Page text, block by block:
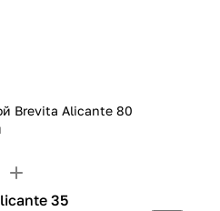
Brevita Alicante 80
35